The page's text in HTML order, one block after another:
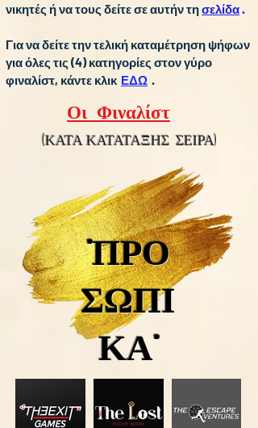
νικητές ή να τους δείτε σε αυτήν τησελίδα.
Για να δείτε την τελική καταμέτρηση ψήφων
για όλες τις (4) κατηγορίες στον γύρο
φιναλίστ, κάντε κλικ ΕΔΩ .
Οι Φιναλίστ
(ΚΑΤΑ ΚΑΤΑΤΑΞΗΣ ΣΕΙΡΑ)
"ΠΡΟ
ΣΩΠΙ
ΚΑ"